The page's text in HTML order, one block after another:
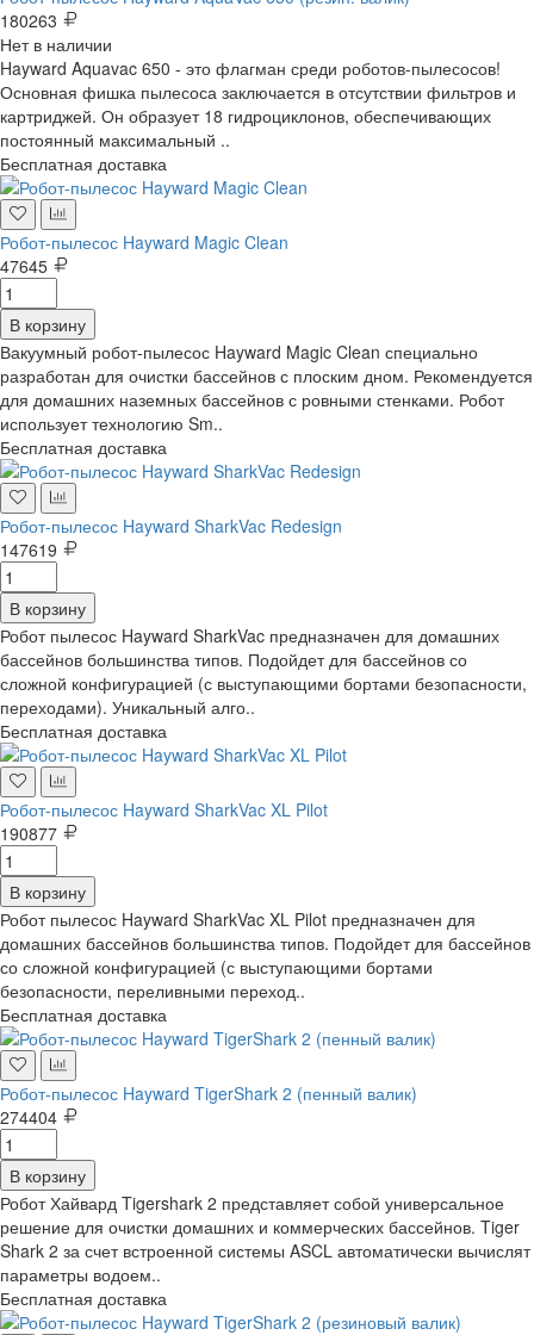
180263
Нет в наличии
Hayward Aquavac 650 - это флагман среди роботов-пылесосов!
Основная фишка пылесоса заключается в отсутствии фильтров и
картриджей. Он образует 18 гидроциклонов, обеспечивающих
постоянный максимальный ..
Бесплатная доставка
Робот-пылесос Hayward Magic Clean
47645
В корзину
Вакуумный робот-пылесос Hayward Magic Clean специально
разработан для очистки бассейнов с плоским дном. Рекомендуется
для домашних наземных бассейнов с ровными стенками. Робот
использует технологию Sm..
Бесплатная доставка
Робот-пылесос Hayward SharkVac Redesign
147619
В корзину
Робот пылесос Hayward SharkVac предназначен для домашних
бассейнов большинства типов. Подойдет для бассейнов со
сложной конфигурацией (с выступающими бортами безопасности,
переходами). Уникальный алго..
Бесплатная доставка
Робот-пылесос Hayward SharkVac XL Pilot
190877
В корзину
Робот пылесос Hayward SharkVac XL Pilot предназначен для
домашних бассейнов большинства типов. Подойдет для бассейнов
со сложной конфигурацией (с выступающими бортами
безопасности, переливными переход..
Бесплатная доставка
Робот-пылесос Hayward TigerShark 2 (пенный валик)
274404
В корзину
Робот Хайвард Tigershark 2 представляет собой универсальное
решение для очистки домашних и коммерческих бассейнов. Tiger
Shark 2 за счет встроенной системы ASCL автоматически вычислят
параметры водоем..
Бесплатная доставка